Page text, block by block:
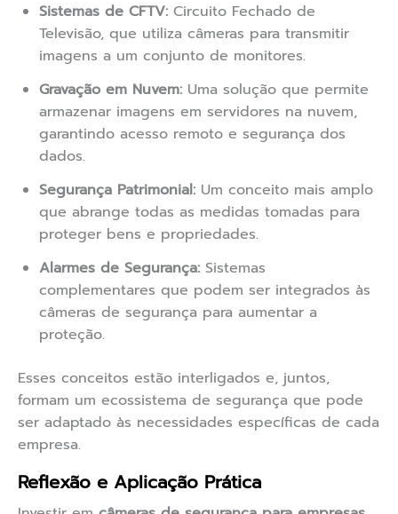
Sistemas de CFTV: Circuito Fechado de
Televisão, que utiliza câmeras para transmitir
imagens a um conjunto de monitores.
Gravação em Nuvem: Uma solução que permite
armazenar imagens em servidores na nuvem,
garantindo acesso remoto e segurança dos
dados.
Segurança Patrimonial: Um conceito mais amplo
que abrange todas as medidas tomadas para
proteger bens e propriedades.
Alarmes de Segurança: Sistemas
complementares que podem ser integrados às
câmeras de segurança para aumentar a
proteção.
Esses conceitos estão interligados e, juntos,
formam um ecossistema de segurança que pode
ser adaptado às necessidades específicas de cada
empresa.
Reflexão e Aplicação Prática